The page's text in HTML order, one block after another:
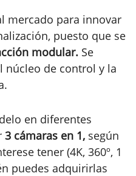
mercado para innovar
puesto que se
modular. Se
núcleo de control y la
en diferentes
3 cámaras en 1, según
tener (4K, 360º, 1
puedes adquirirlas